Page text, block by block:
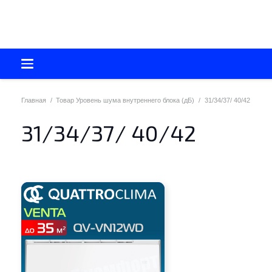
Главная / Товар Уровень шума внутреннего блока (дБ) / 31/34/37/ 40/42
31/34/37/ 40/42